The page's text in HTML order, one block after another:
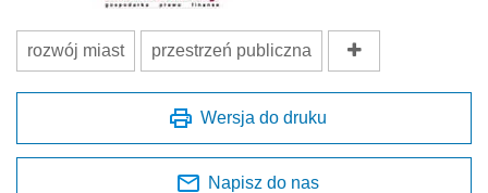
rozwój miast przestrzeń publiczna
Wersja do druku
Napisz do nas